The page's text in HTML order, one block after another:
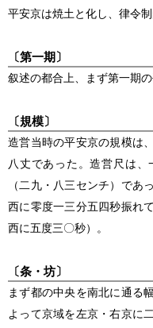
平安京は焼土と化し、律令
〔第一期〕
叙述の都合上、まず第一期
〔規模〕
造営当時の平安京の規模は
八丈であった。造営尺は
（二九・八三センチ）であ
西に零度一三分五四秒振れ
西に五度三〇秒）。
〔条・坊〕
まず都の中央を南北に通る
よって京域を左京・右京に